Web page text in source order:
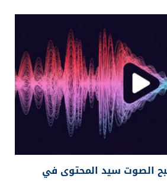
التحليلية، بالإضافة إلى إحصائيات
تفاعلية، ومقاطع فيديو مبتكرة.
إعلان